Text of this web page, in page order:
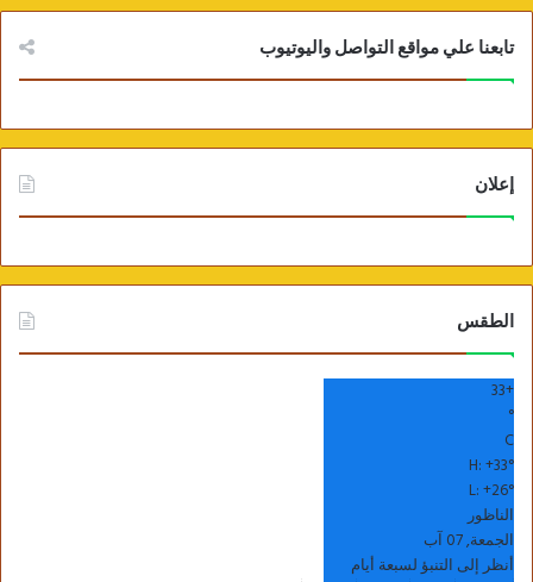
تابعنا علي مواقع التواصل واليوتيوب
إعلان
الطقس
+
33
°
C
H:+33°
L:+26°
الناظور
الجمعة, 07 آب
أنظر إلى التنبؤ لسبعة أيام